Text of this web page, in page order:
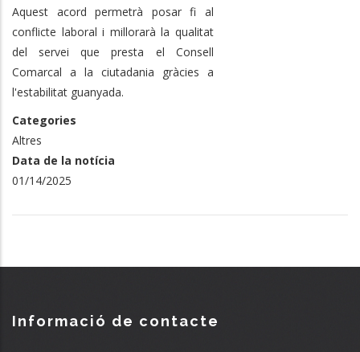
Aquest acord permetrà posar fi al
conflicte laboral i millorarà la qualitat
del servei que presta el Consell
Comarcal a la ciutadania gràcies a
l'estabilitat guanyada.
Categories
Altres
Data de la notícia
01/14/2025
Informació de contacte